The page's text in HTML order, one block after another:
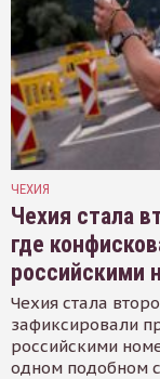
ЧЕХИЯ
Чехия стала
где
российскими
Чехия стала
зафиксировали
российскими
одном подобном